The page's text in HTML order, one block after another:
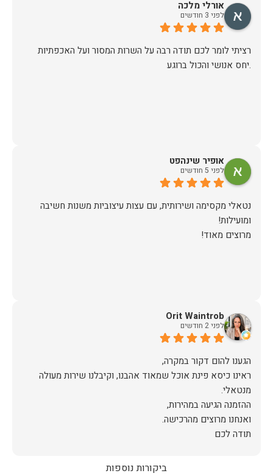
אין ספק שעשינו את הבחירה הנכונה. ממליצים מכל הלב לכל מי
אורלי מלכה
לפני 3 חודשים
רציתי לומר לכם תודה רבה על השרות המסור ועל האכפתיות
.יחס אנושי והכול ברוגע
אופיר שינהפט
לפני 5 חודשים
נטאלי מקסימה ושירותית, עם עצות עיצוביות משנות חשיבה
מרוצים מאוד!
Orit Waintrob
לפני 2 חודשים
ראינו כיסא פינת אוכל שמאוד אהבנו, וקיבלנו שירות מעולה
תודה לכם
ביקורות נוספות